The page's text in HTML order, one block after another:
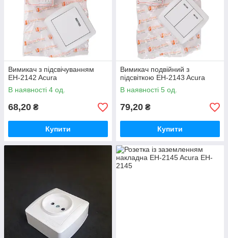
Вимикач з підсвічуванням
EH-2142 Acura
В наявності 4 од.
68,20 ₴
Купити
Вимикач подвійний з
підсвіткою EH-2143 Acura
В наявності 5 од.
79,20 ₴
Купити